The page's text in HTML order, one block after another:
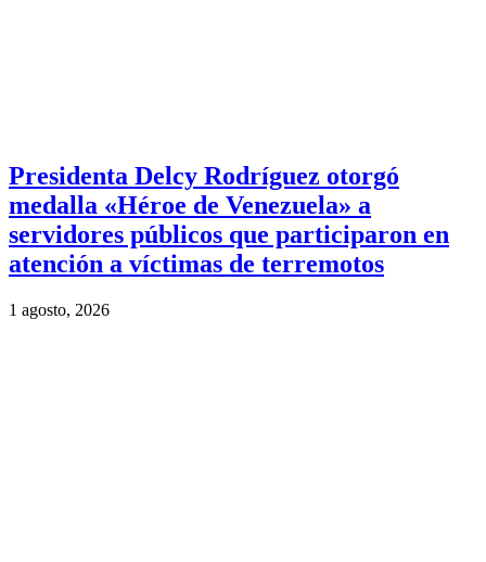
Presidenta Delcy Rodríguez otorgó
medalla «Héroe de Venezuela» a
servidores públicos que participaron en
atención a víctimas de terremotos
1 agosto, 2026